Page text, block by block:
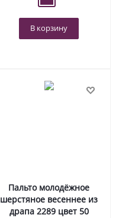
В корзину
Пальто молодёжное
шерстяное весеннее из
драпа 2289 цвет 50